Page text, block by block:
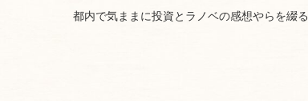
都内で気ままに投資とラノベの感想やらを綴る